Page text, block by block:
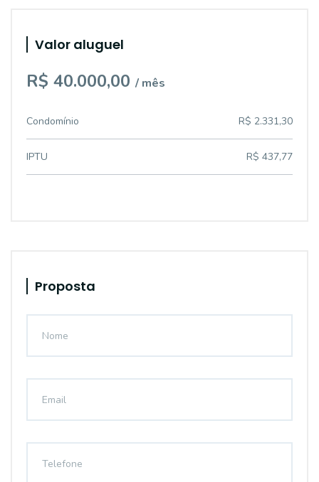
Valor aluguel
R$ 40.000,00 / mês
Condomínio R$ 2.331,30
IPTU R$ 437,77
Proposta